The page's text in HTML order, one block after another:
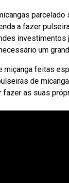
a fazer
um
feitas
de
as suas